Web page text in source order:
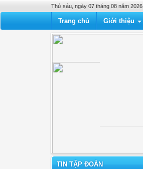
Thứ sáu, ngày 07 tháng 08 năm 2026
Trang chủ Giới thiệu
TIN TẬP ĐOÀN